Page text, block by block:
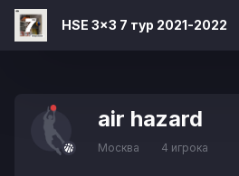
HSE 3x3 7 тур 2021-2022
air hazard
Москва 4 игрока